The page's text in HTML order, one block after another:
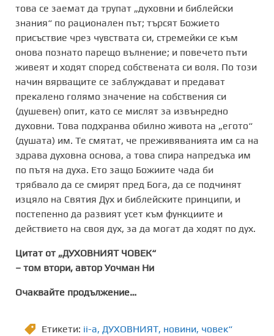
това се заемат да трупат „духовни и библейски
знания“ по рационален път; търсят Божието
присъствие чрез чувствата си, стремейки се към
онова познато парещо вълнение; и повечето пъти
живеят и ходят според собствената си воля. По този
начин вярващите се заблуждават и предават
прекалено голямо значение на собствения си
(душевен) опит, като се мислят за извънредно
духовни. Това подхранва обилно живота на „егото“
(душата) им. Те смятат, че преживяванията им са на
здрава духовна основа, а това спира напредъка им
по пътя на духа. Ето защо Божиите чада би
трябвало да се смирят пред Бога, да се подчинят
изцяло на Святия Дух и библейските принципи, и
постепенно да развият усет към функциите и
действието на своя дух, за да могат да ходят по дух.
Цитат от „ДУХОВНИЯТ ЧОВЕК“
– том втори, автор Уочман Ни
Очаквайте продължение…
Етикети: ii-a, ДУХОВНИЯТ, новини, човек“